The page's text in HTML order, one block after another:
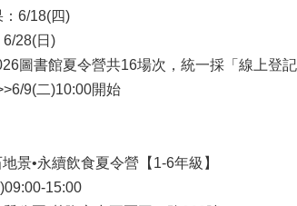
：6/18(四)
28(日)
圖書館夏令營共16場次，統一採「線上登記
9(二)10:00開始
景•永續飲食夏令營【1-6年級】
15:00